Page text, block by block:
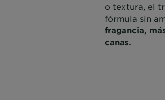
o textura, el
fórmula sin
fragancia,
canas.